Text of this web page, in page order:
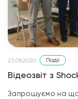
23.09.2020 Події
Відеозвіт з
Запрошуємо на